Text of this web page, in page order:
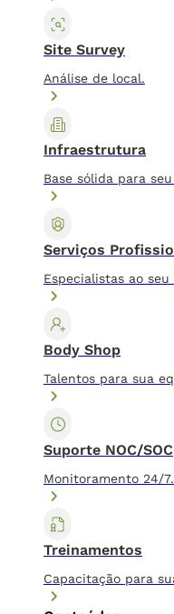
Site Survey
Análise de local.
Infraestrutura
Base sólida para
Serviços
Especialistas ao seu
Body Shop
Talentos para sua
Suporte NOC/SOC
Monitoramento 24/7.
Treinamentos
Capacitação para